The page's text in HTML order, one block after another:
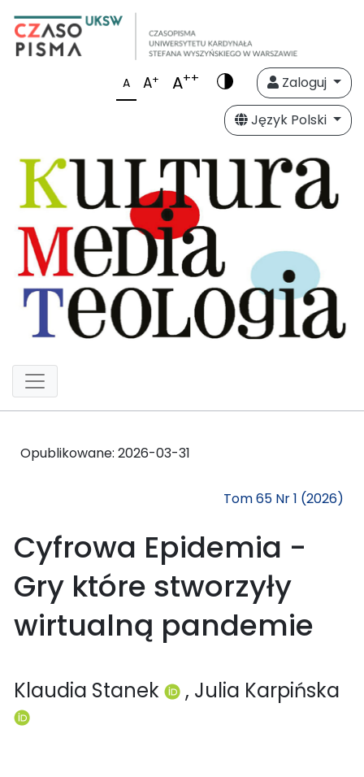
A A+ A++
Zaloguj
Język Polski
Opublikowane: 2026-03-31
Tom 65 Nr 1 (2026)
Cyfrowa Epidemia -
Gry które stworzyły
wirtualną pandemie
Klaudia Stanek , Julia Karpińska